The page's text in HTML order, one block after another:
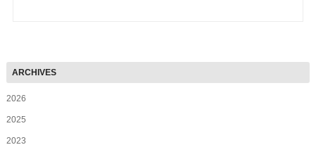
2026
2025
2023